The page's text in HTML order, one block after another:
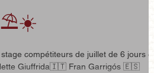
⛱️☀️
compétiteurs de juillet de 6 jours en
Giuffrida🇮🇹 Fran Garrigós 🇪🇸